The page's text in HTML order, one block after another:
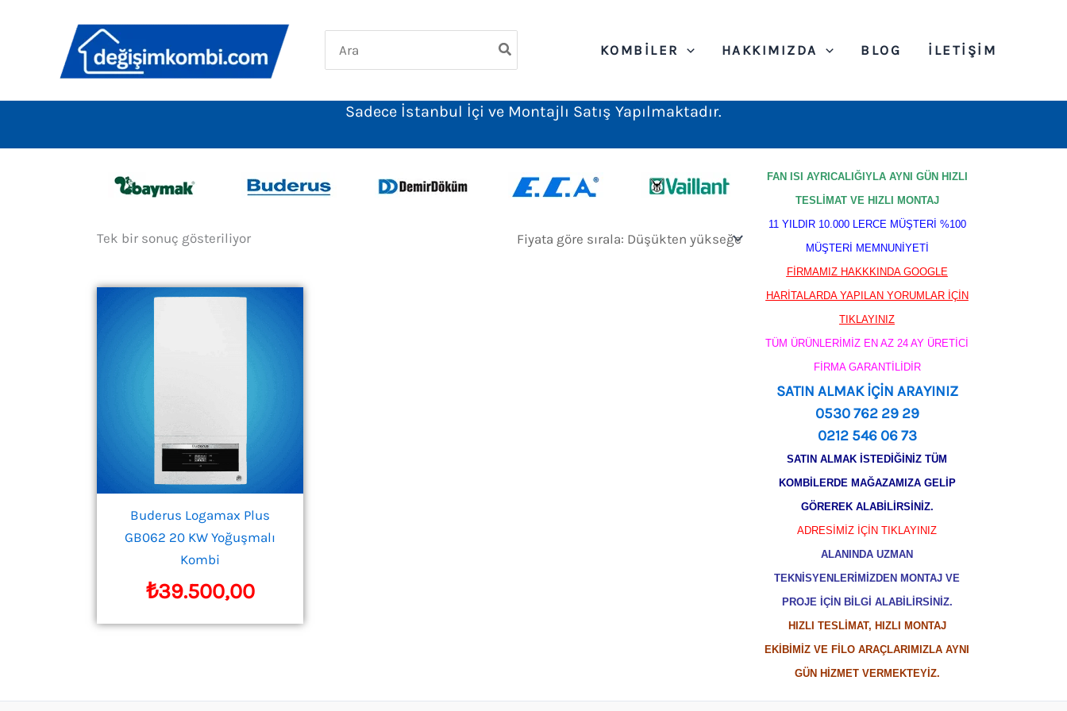
for:
KOMBILER HAKKIMIZDA BLOG İLETIŞIM
Sadece İstanbul İçi ve Montajlı Satış Yapılmaktadır.
Tek bir sonuç gösteriliyor
Buderus Logamax Plus
GB062 20 KW Yoğuşmalı
Kombi
₺39.500,00
FAN ISI AYRICALIĞIYLA AYNI GÜN HIZLI
TESLİMAT VE HIZLI MONTAJ
11 YILDIR 10.000 LERCE MÜŞTERİ %100
MÜŞTERİ MEMNUNİYETİ
FİRMAMIZ HAKKKINDA GOOGLE
HARİTALARDA YAPILAN YORUMLAR İÇİN
TIKLAYINIZ
TÜM ÜRÜNLERİMİZ EN AZ 24 AY ÜRETİCİ
FİRMA GARANTİLİDİR
SATIN ALMAK İÇİN ARAYINIZ
0530 762 29 29
0212 546 06 73
SATIN ALMAK İSTEDİĞİNİZ TÜM
KOMBİLERDE MAĞAZAMIZA GELİP
GÖREREK ALABİLİRSİNİZ.
ADRESİMİZ İÇİN TIKLAYINIZ
ALANINDA UZMAN
TEKNİSYENLERİMİZDEN MONTAJ VE
PROJE İÇİN BİLGİ ALABİLİRSİNİZ.
HIZLI TESLİMAT, HIZLI MONTAJ
EKİBİMİZ VE FİLO ARAÇLARIMIZLA AYNI
GÜN HİZMET VERMEKTEYİZ.